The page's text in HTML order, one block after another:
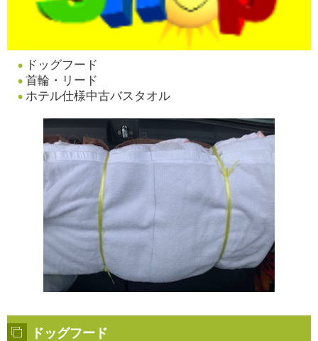
ドッグフード
首輪・リード
ホテル仕様中古バスタオル
ドッグフード